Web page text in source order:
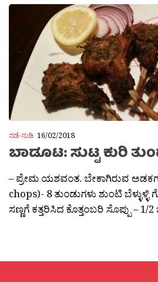
ನಡೆ-ನುಡಿ 16/02/2018
ಬಾಡೂಟ: ಸುಟ್ಟ ಕುರಿ
– ಪ್ರೇಮ ಯಶವಂತ. ಬೇಕಾಗಿರುವ
chops)- 8 ತುಂಡುಗಳು ಶುಂಟಿ ಬೆಳ್ಳುಳ್ಳಿ
ಸಣ್ಣಗೆ ಕತ್ತರಿಸಿದ ಕೊತ್ತಂಬರಿ ಸೊಪ್ಪು – 1/2